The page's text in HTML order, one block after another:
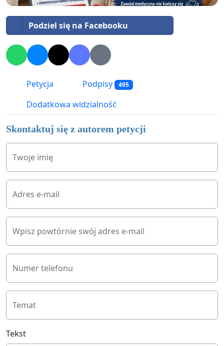
Podziel się na Facebooku
Petycja Podpisy 495
Dodatkowa widzialność
Skontaktuj się z autorem petycji
Twoje imię
Adres e-mail
Wpisz powtórnie swój adres e-mail
Numer telefonu
Temat
Tekst